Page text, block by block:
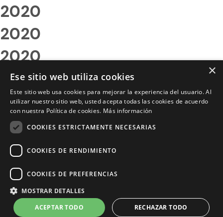
2020
2020
2020
2020
2020
2020
2020
2020
2020
×
Ese sitio web utiliza cookies
Este sitio web usa cookies para mejorar la experiencia del usuario. Al
utilizar nuestro sitio web, usted acepta todas las cookies de acuerdo
con nuestra Política de cookies. Más información
COOKIES ESTRICTAMENTE NECESARIAS
COOKIES DE RENDIMIENTO
COOKIES DE PREFERENCIAS
MOSTRAR DETALLES
ACEPTAR TODO
RECHAZAR TODO